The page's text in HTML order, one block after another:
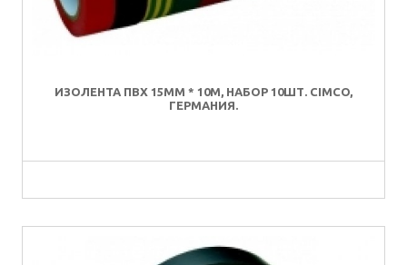
ИЗОЛЕНТА ПВХ 15ММ * 10М, НАБОР 10ШТ. CIMCO,
ГЕРМАНИЯ.